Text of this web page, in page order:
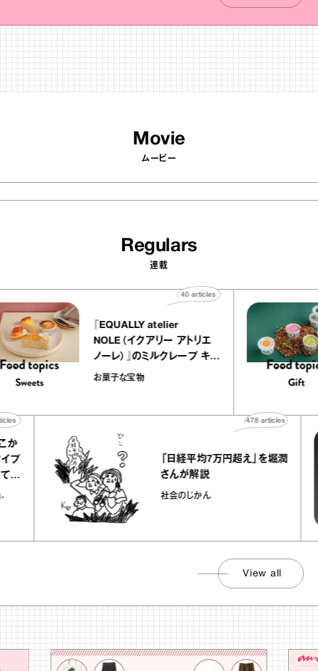
Movie
ムービー
Regulars
連載
『EQUALLY atelier
NOLE（イクアリー アトリエ
ノーレ）』のミルクレープ キャ
ラメルバニーユほか｜chico
お菓子な宝物
40 articles
「日経平均7万円超え」を堀潤
さんが解説
社会のじかん
articles
View all